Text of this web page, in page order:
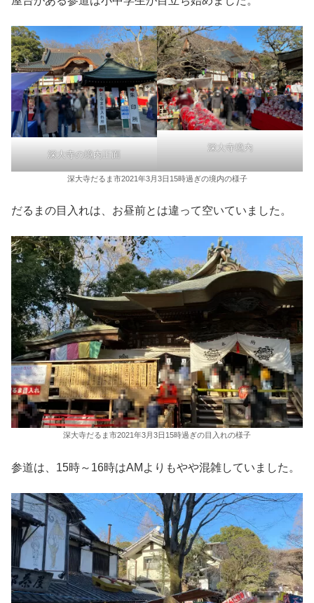
深大寺の境内正面
深大寺境内
深大寺だるま市2021年3月3日15時過ぎの境内の様子
だるまの目入れは、お昼前とは違って空いていました。
深大寺だるま市2021年3月3日15時過ぎの目入れの様子
参道は、15時～16時はAMよりもやや混雑していました。